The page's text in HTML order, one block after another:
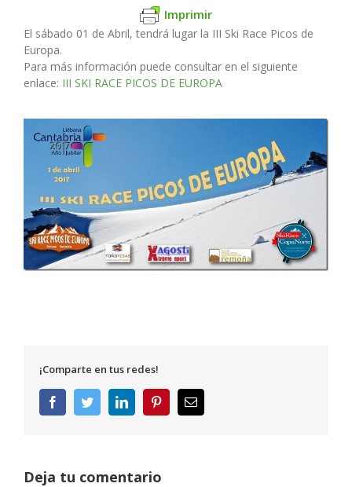
Imprimir
El sábado 01 de Abril, tendrá lugar la III Ski Race Picos de
Europa.
Para más información puede consultar en el siguiente
enlace: III SKI RACE PICOS DE EUROPA
¡Comparte en tus redes!
FacebookTwitterLinkedInPinterestCorreo
electrónico
Deja tu comentario